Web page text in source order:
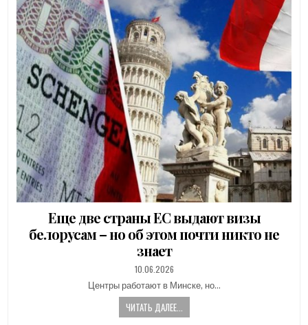
Еще две страны ЕС выдают визы
белорусам – но об этом почти никто не
знает
PUBLISHED
DATE:
10.06.2026
Центры работают в Минске, но…
ЧИТАТЬ ДАЛЕЕ...